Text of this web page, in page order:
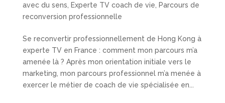
avec du sens
Experte TV coach de vie
Parcours de
reconversion professionnelle
Se reconvertir professionnellement de Hong Kong à
experte TV en France : comment mon parcours m’a
amenée là ? Après mon orientation initiale vers le
marketing, mon parcours professionnel m’a menée à
exercer le métier de coach de vie spécialisée en...